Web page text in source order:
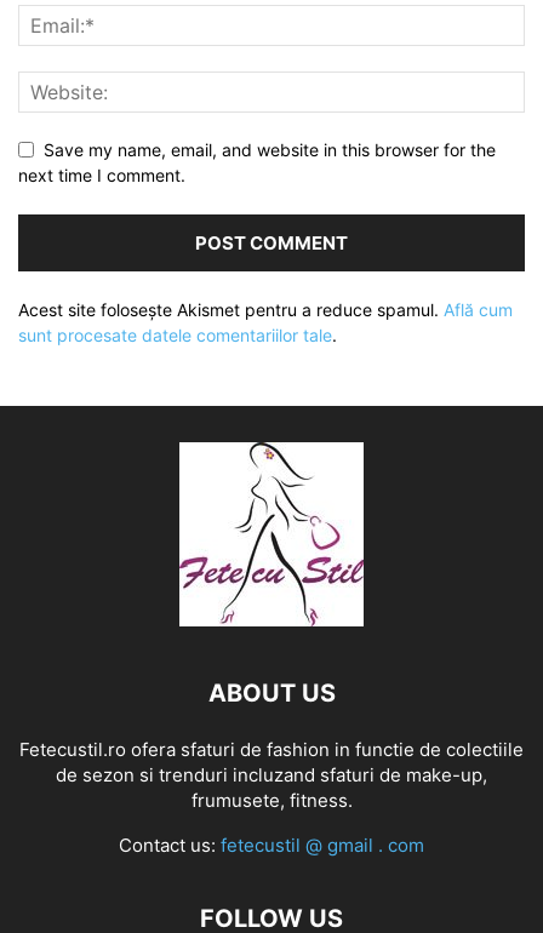
Save my name, email, and website in this browser for the
next time I comment.
Acest site folosește Akismet pentru a reduce spamul. Află cum
sunt procesate datele comentariilor tale.
ABOUT US
Fetecustil.ro ofera sfaturi de fashion in functie de colectiile
de sezon si trenduri incluzand sfaturi de make-up,
frumusete, fitness.
Contact us: fetecustil @ gmail . com
FOLLOW US